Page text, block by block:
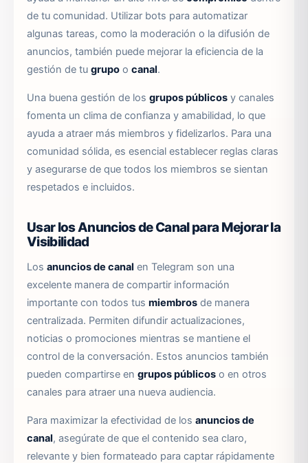
de tu comunidad. Utilizar bots para automatizar
algunas tareas, como la moderación o la difusión de
anuncios, también puede mejorar la eficiencia de la
gestión de tu grupo o canal.
Una buena gestión de los grupos públicos y canales
fomenta un clima de confianza y amabilidad, lo que
ayuda a atraer más miembros y fidelizarlos. Para una
comunidad sólida, es esencial establecer reglas claras
y asegurarse de que todos los miembros se sientan
respetados e incluidos.
Usar los Anuncios de Canal para Mejorar la
Visibilidad
Los anuncios de canal en Telegram son una
excelente manera de compartir información
importante con todos tus miembros de manera
centralizada. Permiten difundir actualizaciones,
noticias o promociones mientras se mantiene el
control de la conversación. Estos anuncios también
pueden compartirse en grupos públicos o en otros
canales para atraer una nueva audiencia.
Para maximizar la efectividad de los anuncios de
canal, asegúrate de que el contenido sea claro,
relevante y bien formateado para captar rápidamente